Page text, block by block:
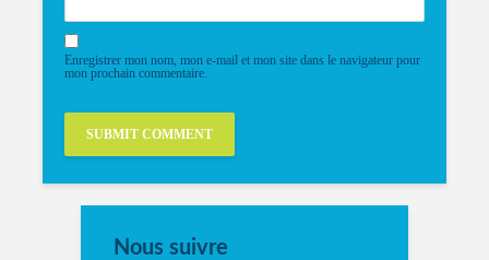
Enregistrer mon nom, mon e-mail et mon site dans le navigateur pour
mon prochain commentaire.
Nous suivre